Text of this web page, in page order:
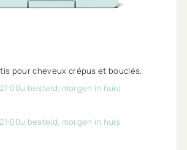
pour cheveux crépus et bouclés.
besteld, morgen in huis
besteld, morgen in huis